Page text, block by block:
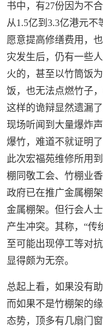
书中，有27份因为不
从1.5亿到3.3亿港元不
愿意提高修缮费用，
灾发生后，仍有一些
火的，甚至以竹筒饭
饭，也无法点燃竹子
这样的诡辩显然遗漏
现场听闻到大量爆炸
爆竹，难道不就证明
此次宏福苑维修所用
棚同敬工会、竹棚业
政府已在推广金属棚
金属棚架。但行会人
产生冲突。其称，“传
至可能出现停工等对
显得颇为无奈。
总起上看，如果没有
而如果不是竹棚架的
态势，顶多有几扇门